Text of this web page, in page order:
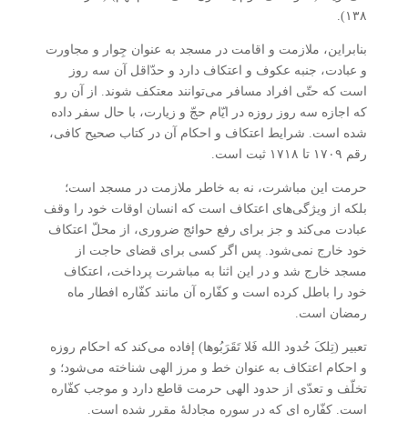
۱۳۸).
بنابراین، ملازمت و اقامت در مسجد به عنوان جِوار و مجاورت
و عبادت، جنبه عکوف و اعتکاف دارد و حدّاقل آن سه روز
است که حتّی افراد مسافر می‌توانند معتکف شوند. از آن رو
که اجازه سه روز روزه در ایّام حجّ و زیارت، با حال سفر داده
شده است. شرایط اعتکاف و احکام آن در کتاب صحیح کافی،
رقم ۱۷۰۹ تا ۱۷۱۸ ثبت است.
حرمت این مباشرت، نه به خاطر ملازمت در مسجد است؛
بلکه از ویژگی‌های اعتکاف است که انسان اوقات خود را وقف
عبادت می‌کند و جز برای رفع حوائج ضروری، از محلّ اعتکاف
خود خارج نمی‌شود. پس اگر کسی برای قضای حاجت از
مسجد خارج شد و در این اثنا به مباشرت پرداخت، اعتکاف
خود را باطل کرده است و کفّاره آن مانند کفّاره افطار ماه
رمضان است.
تعبیر (تِلکَ حُدود الله فَلا تَقَرَبُوها) إفاده می‌کند که احکام روزه
و احکام اعتکاف به عنوان خط و مرز الهی شناخته می‌شود؛ و
تخلّف و تعدّی از حدود الهی حرمت قاطع دارد و موجب کفّاره
است. کفّاره ای که در سوره مجادلۀ مقرر شده است.